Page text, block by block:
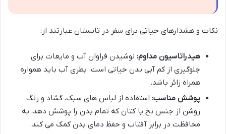
نکات و هشدارهای حیاتی برای سفر در تابستان عبارتند از:
هیدراتاسیون مداوم: نوشیدن فراوان آب و مایعات برای
جلوگیری از کم آبی بدن حیاتی است. بطری آب باید همواره
همراه زائر باشد.
پوشش مناسب: استفاده از لباس های سبک، گشاد و رنگ
روشن از جنس نخ یا کتان که تمام بدن را پوشش دهد، به
محافظت در برابر آفتاب و حفظ دمای بدن کمک می کند.